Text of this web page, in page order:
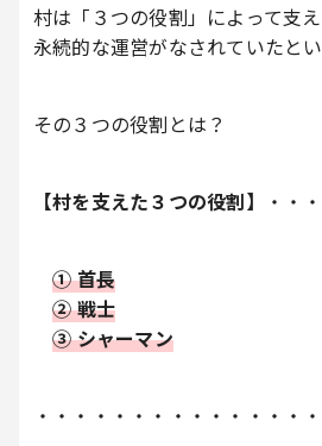
村は「３つの役割」によって支え
永続的な運営がなされていたとい
その３つの役割とは？
【村を支えた３つの役割】 ・・
① 首長
② 戦士
③ シャーマン
・・・・・・・・・・・・・・